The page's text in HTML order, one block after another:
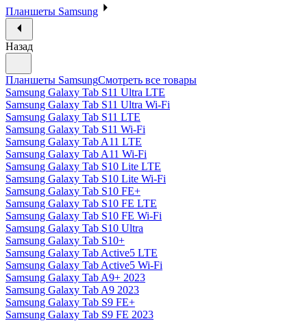
Планшеты Samsung
Назад
Планшеты SamsungСмотреть все товары
Samsung Galaxy Tab S11 Ultra LTE
Samsung Galaxy Tab S11 Ultra Wi-Fi
Samsung Galaxy Tab S11 LTE
Samsung Galaxy Tab S11 Wi-Fi
Samsung Galaxy Tab A11 LTE
Samsung Galaxy Tab A11 Wi-Fi
Samsung Galaxy Tab S10 Lite LTE
Samsung Galaxy Tab S10 Lite Wi-Fi
Samsung Galaxy Tab S10 FE+
Samsung Galaxy Tab S10 FE LTE
Samsung Galaxy Tab S10 FE Wi-Fi
Samsung Galaxy Tab S10 Ultra
Samsung Galaxy Tab S10+
Samsung Galaxy Tab Active5 LTE
Samsung Galaxy Tab Active5 Wi-Fi
Samsung Galaxy Tab A9+ 2023
Samsung Galaxy Tab A9 2023
Samsung Galaxy Tab S9 FE+
Samsung Galaxy Tab S9 FE 2023